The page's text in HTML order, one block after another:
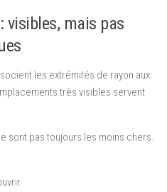
visibles, mais pas
les extrémités de rayon aux
très visibles servent
sont pas toujours les moins chers.